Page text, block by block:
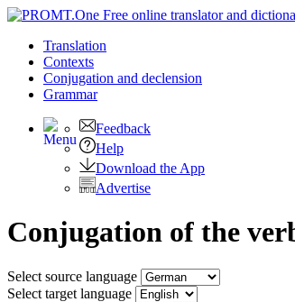
Translation
Contexts
Conjugation and declension
Grammar
Feedback
Help
Download the App
Advertise
Conjugation of the
Select source language
Select target language